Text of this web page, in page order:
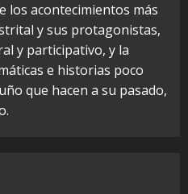
los acontecimientos más
y sus protagonistas,
y participativo, y la
e historias poco
que hacen a su pasado,